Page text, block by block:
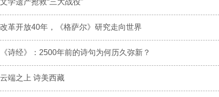
文学遗产抢救“三大战役”
改革开放40年，《格萨尔》研究走向世界
《诗经》：2500年前的诗句为何历久弥新？
云端之上 诗美西藏